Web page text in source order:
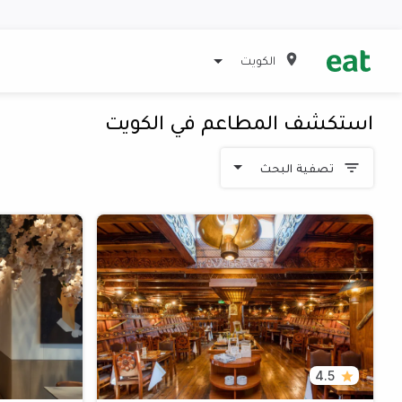
الكويت
استكشف المطاعم في الكويت
تصفية البحث
4.5